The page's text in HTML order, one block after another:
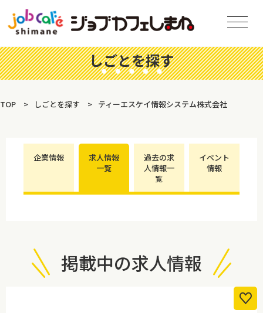
しごとを探す
TOP しごとを探す ティーエスケイ情報システム株式会社
企業情報
求人情報
一覧
過去の求
人情報一
覧
イベント
情報
掲載中の求人情報